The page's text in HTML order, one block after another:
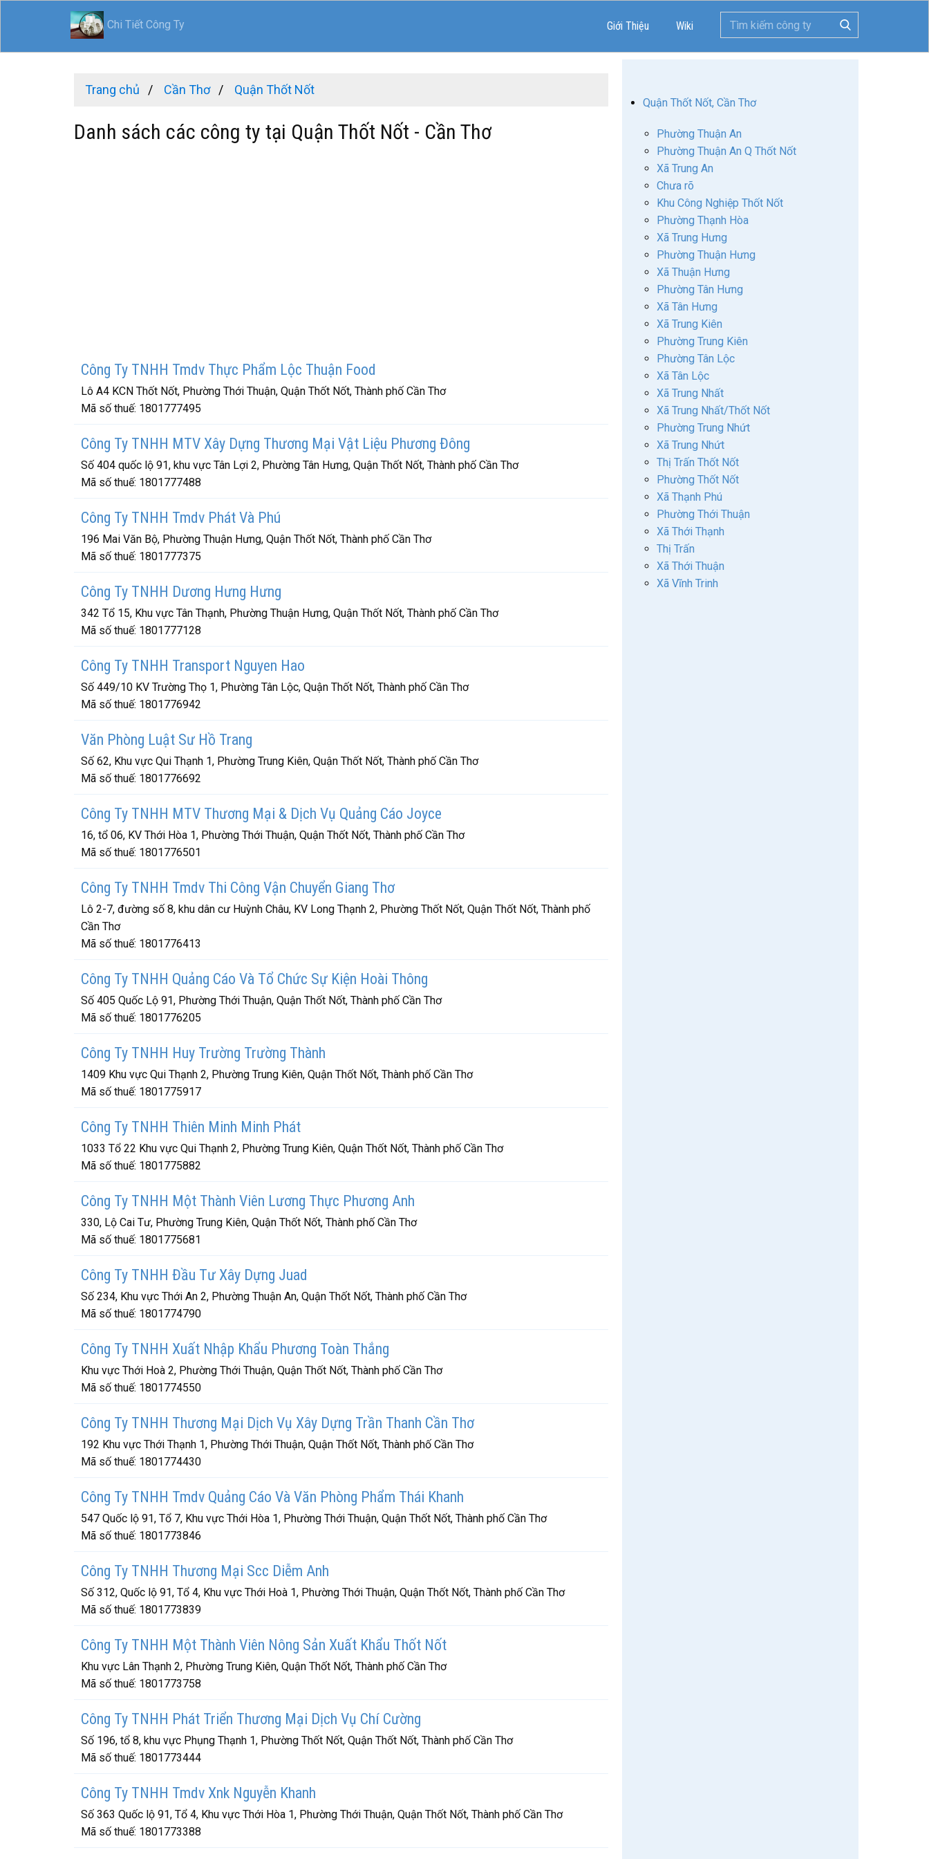
Chi Tiết Công Ty Giới Thiệu Wiki
Trang chủ Cần Thơ Quận Thốt Nốt
Danh sách các công ty tại Quận Thốt Nốt - Cần Thơ
Công Ty TNHH Tmdv Thực Phẩm Lộc Thuận Food
Lô A4 KCN Thốt Nốt, Phường Thới Thuận, Quận Thốt Nốt, Thành phố Cần Thơ
Mã số thuế: 1801777495
Công Ty TNHH MTV Xây Dựng Thương Mại Vật Liệu Phương Đông
Số 404 quốc lộ 91, khu vực Tân Lợi 2, Phường Tân Hưng, Quận Thốt Nốt, Thành phố Cần Thơ
Mã số thuế: 1801777488
Công Ty TNHH Tmdv Phát Và Phú
196 Mai Văn Bộ, Phường Thuận Hưng, Quận Thốt Nốt, Thành phố Cần Thơ
Mã số thuế: 1801777375
Công Ty TNHH Dương Hưng Hưng
342 Tổ 15, Khu vực Tân Thạnh, Phường Thuận Hưng, Quận Thốt Nốt, Thành phố Cần Thơ
Mã số thuế: 1801777128
Công Ty TNHH Transport Nguyen Hao
Số 449/10 KV Trường Thọ 1, Phường Tân Lộc, Quận Thốt Nốt, Thành phố Cần Thơ
Mã số thuế: 1801776942
Văn Phòng Luật Sư Hồ Trang
Số 62, Khu vực Qui Thạnh 1, Phường Trung Kiên, Quận Thốt Nốt, Thành phố Cần Thơ
Mã số thuế: 1801776692
Công Ty TNHH MTV Thương Mại & Dịch Vụ Quảng Cáo Joyce
16, tổ 06, KV Thới Hòa 1, Phường Thới Thuận, Quận Thốt Nốt, Thành phố Cần Thơ
Mã số thuế: 1801776501
Công Ty TNHH Tmdv Thi Công Vận Chuyển Giang Thơ
Lô 2-7, đường số 8, khu dân cư Huỳnh Châu, KV Long Thạnh 2, Phường Thốt Nốt, Quận Thốt Nốt, Thành phố
Cần Thơ
Mã số thuế: 1801776413
Công Ty TNHH Quảng Cáo Và Tổ Chức Sự Kiện Hoài Thông
Số 405 Quốc Lộ 91, Phường Thới Thuận, Quận Thốt Nốt, Thành phố Cần Thơ
Mã số thuế: 1801776205
Công Ty TNHH Huy Trường Trường Thành
1409 Khu vực Qui Thạnh 2, Phường Trung Kiên, Quận Thốt Nốt, Thành phố Cần Thơ
Mã số thuế: 1801775917
Công Ty TNHH Thiên Minh Minh Phát
1033 Tổ 22 Khu vực Qui Thạnh 2, Phường Trung Kiên, Quận Thốt Nốt, Thành phố Cần Thơ
Mã số thuế: 1801775882
Công Ty TNHH Một Thành Viên Lương Thực Phương Anh
330, Lộ Cai Tư, Phường Trung Kiên, Quận Thốt Nốt, Thành phố Cần Thơ
Mã số thuế: 1801775681
Công Ty TNHH Đầu Tư Xây Dựng Juad
Số 234, Khu vực Thới An 2, Phường Thuận An, Quận Thốt Nốt, Thành phố Cần Thơ
Mã số thuế: 1801774790
Công Ty TNHH Xuất Nhập Khẩu Phương Toàn Thắng
Khu vực Thới Hoà 2, Phường Thới Thuận, Quận Thốt Nốt, Thành phố Cần Thơ
Mã số thuế: 1801774550
Công Ty TNHH Thương Mại Dịch Vụ Xây Dựng Trần Thanh Cần Thơ
192 Khu vực Thới Thạnh 1, Phường Thới Thuận, Quận Thốt Nốt, Thành phố Cần Thơ
Mã số thuế: 1801774430
Công Ty TNHH Tmdv Quảng Cáo Và Văn Phòng Phẩm Thái Khanh
547 Quốc lộ 91, Tổ 7, Khu vực Thới Hòa 1, Phường Thới Thuận, Quận Thốt Nốt, Thành phố Cần Thơ
Mã số thuế: 1801773846
Công Ty TNHH Thương Mại Scc Diễm Anh
Số 312, Quốc lộ 91, Tổ 4, Khu vực Thới Hoà 1, Phường Thới Thuận, Quận Thốt Nốt, Thành phố Cần Thơ
Mã số thuế: 1801773839
Công Ty TNHH Một Thành Viên Nông Sản Xuất Khẩu Thốt Nốt
Khu vực Lân Thạnh 2, Phường Trung Kiên, Quận Thốt Nốt, Thành phố Cần Thơ
Mã số thuế: 1801773758
Công Ty TNHH Phát Triển Thương Mại Dịch Vụ Chí Cường
Số 196, tổ 8, khu vực Phụng Thạnh 1, Phường Thốt Nốt, Quận Thốt Nốt, Thành phố Cần Thơ
Mã số thuế: 1801773444
Công Ty TNHH Tmdv Xnk Nguyễn Khanh
Số 363 Quốc lộ 91, Tổ 4, Khu vực Thới Hòa 1, Phường Thới Thuận, Quận Thốt Nốt, Thành phố Cần Thơ
Mã số thuế: 1801773388
Quận Thốt Nốt, Cần Thơ
Phường Thuận An
Phường Thuận An Q Thốt Nốt
Xã Trung An
Chưa rõ
Khu Công Nghiệp Thốt Nốt
Phường Thạnh Hòa
Xã Trung Hưng
Phường Thuận Hưng
Xã Thuận Hưng
Phường Tân Hưng
Xã Tân Hưng
Xã Trung Kiên
Phường Trung Kiên
Phường Tân Lộc
Xã Tân Lộc
Xã Trung Nhất
Xã Trung Nhất/Thốt Nốt
Phường Trung Nhứt
Xã Trung Nhứt
Thị Trấn Thốt Nốt
Phường Thốt Nốt
Xã Thạnh Phú
Phường Thới Thuận
Xã Thới Thạnh
Thị Trấn
Xã Thới Thuận
Xã Vĩnh Trinh